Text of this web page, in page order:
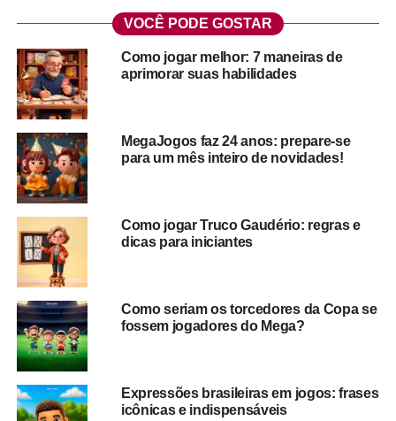
Jogos Olímpicos vs. Jogos de
Cartas e Tabuleiro: o que eles
têm em comum?
Olimpíadas chegando e nós, que vivemos no mundo dos
jogos, não podíamos deixar de perguntar o que há em
comum entre as modalidades atléticas e nossos jogos de
cartas e tabuleiro clássicos.
O desafio foi feito e aí estão algumas conclusões incríveis
para você se divertir. 😉
Atletismo vs. Xadrez
VOCÊ PODE GOSTAR
Como jogar melhor: 7 maneiras de
aprimorar suas habilidades
MegaJogos faz 24 anos: prepare-se
para um mês inteiro de novidades!
Como jogar Truco Gaudério: regras e
dicas para iniciantes
Como seriam os torcedores da Copa se
fossem jogadores do Mega?
Expressões brasileiras em jogos: frases
icônicas e indispensáveis